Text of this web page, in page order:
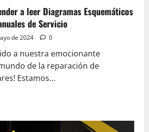
a leer Diagramas Esquemáticos
de Servicio
de 2024 0
a nuestra emocionante
de la reparación de
Estamos...